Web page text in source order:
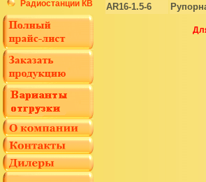
Радиостанции КВ
AR16-1.5-6